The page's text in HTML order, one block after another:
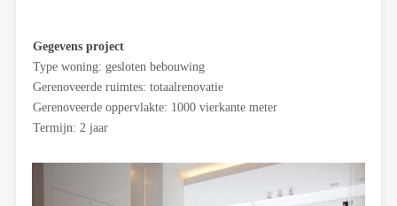
Gegevens project
Type woning: gesloten bebouwing
Gerenoveerde ruimtes: totaalrenovatie
Gerenoveerde oppervlakte: 1000 vierkante meter
Termijn: 2 jaar